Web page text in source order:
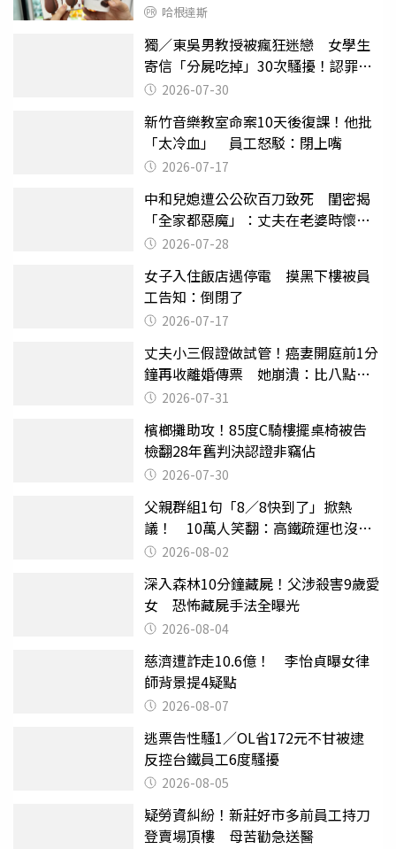
哈根達斯
獨／東吳男教授被瘋狂迷戀 女學生
寄信「分屍吃掉」30次騷擾！認罪免
關 2026-07-30
新竹音樂教室命案10天後復課！他批
「太冷血」 員工怒駁：閉上嘴
2026-07-17
中和兒媳遭公公砍百刀致死 閨密揭
「全家都惡魔」：丈夫在老婆時懷孕
摔東西
2026-07-28
女子入住飯店遇停電 摸黑下樓被員
工告知：倒閉了
2026-07-17
丈夫小三假證做試管！癌妻開庭前1分
鐘再收離婚傳票 她崩潰：比八點檔
還扯2026-07-31
檳榔攤助攻！85度C騎樓擺桌椅被告
檢翻28年舊判決認證非竊佔
2026-07-30
父親群組1句「8／8快到了」掀熱
議！ 10萬人笑翻：高鐵疏運也沒列
父親節
2026-08-02
深入森林10分鐘藏屍！父涉殺害9歲愛
女 恐怖藏屍手法全曝光
2026-08-04
慈濟遭詐走10.6億！ 李怡貞曝女律
師背景提4疑點
2026-08-07
逃票告性騷1／OL省172元不甘被逮
反控台鐵員工6度騷擾
2026-08-05
疑勞資糾紛！新莊好市多前員工持刀
登賣場頂樓 母苦勸急送醫